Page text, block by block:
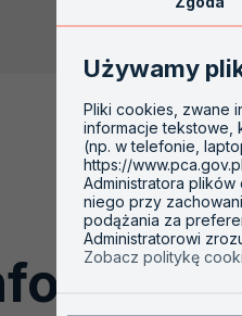
w obszarze
Lista wymagań
Lista wymagań
Używamy
Pliki cookies, zwane
informacje tekstowe,
(np. w telefonie,
https://
Administratora
niego przy
podążania za
Administratorowi
Zobacz politykę